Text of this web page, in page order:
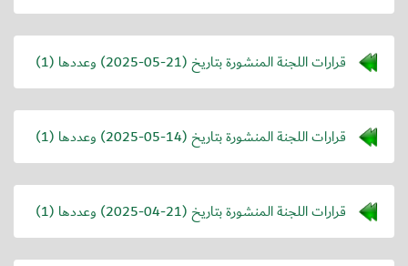
قرارات اللجنة المنشورة بتاريخ (2025-05-21) وعددها (1)
قرارات اللجنة المنشورة بتاريخ (2025-05-14) وعددها (1)
قرارات اللجنة المنشورة بتاريخ (2025-04-21) وعددها (1)